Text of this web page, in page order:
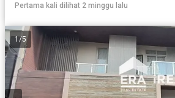
Pertama kali dilihat 2 minggu lalu
1 /5